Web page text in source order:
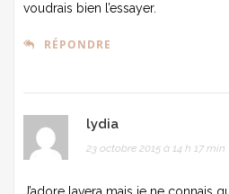
voudrais bien l’essayer.
RÉPONDRE
lydia
23 octobre 2015 à 14 h 17 min